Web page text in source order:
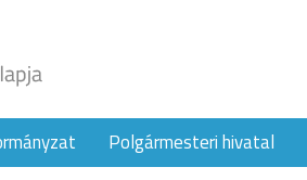
Polgármesteri hivatal